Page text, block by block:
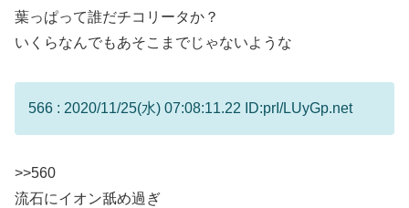
葉っぱって誰だチコリータか？
いくらなんでもあそこまでじゃないような
566 : 2020/11/25(水) 07:08:11.22 ID:prI/LUyGp.net
>>560
流石にイオン舐め過ぎ